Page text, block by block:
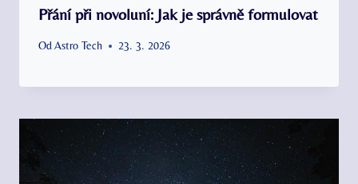
Přání při novoluní: Jak je správně formulovat
Od Astro Tech 23. 3. 2026